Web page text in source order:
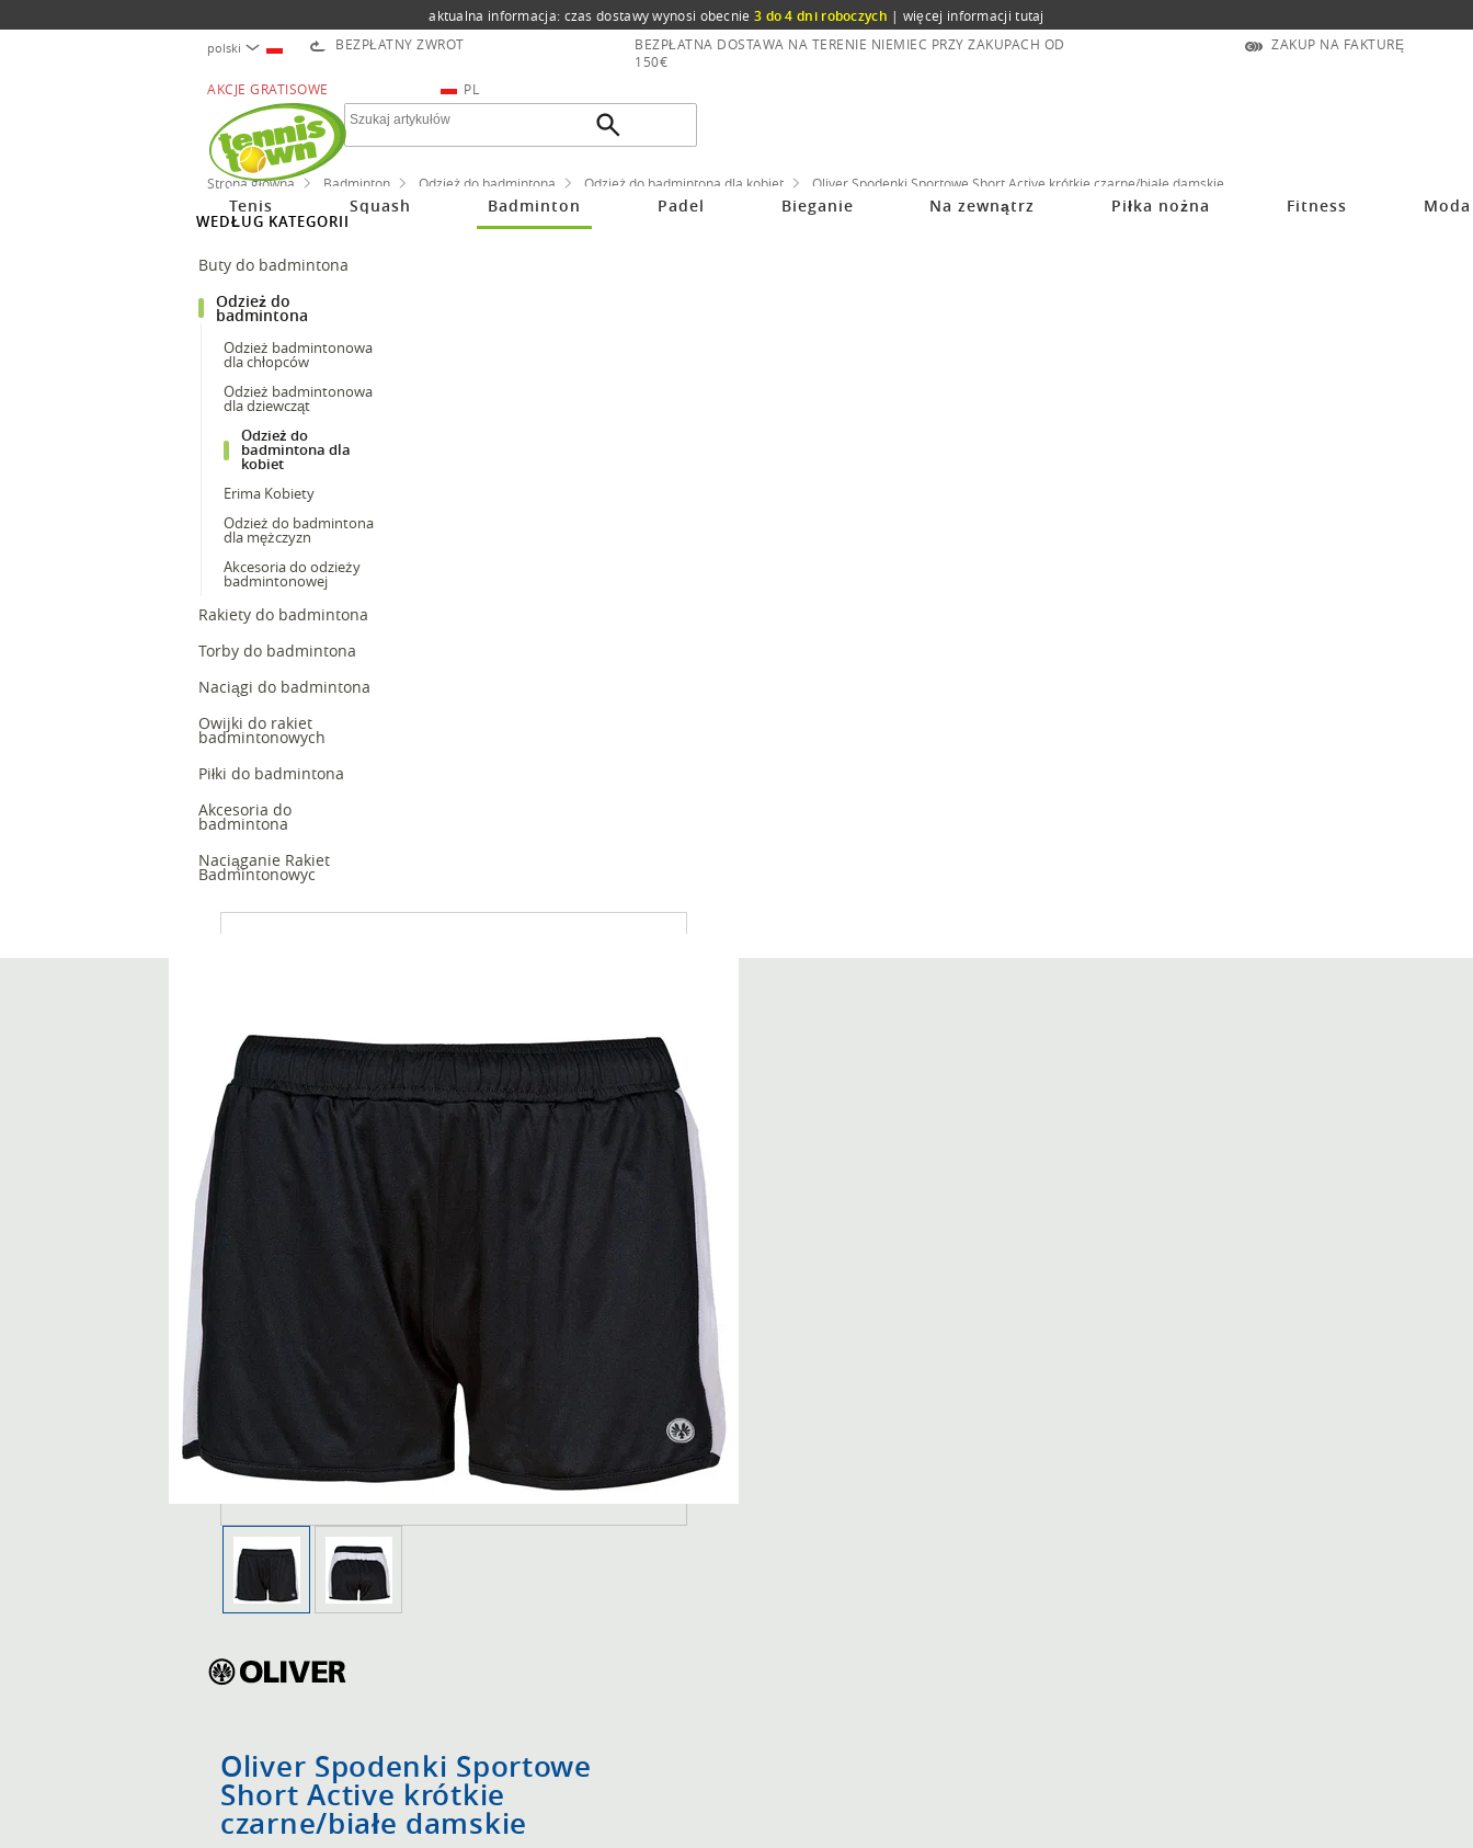
aktualna informacja: czas dostawy wynosi obecnie 3 do 4 dni roboczych | więcej informacji tutaj
polski BEZPŁATNY ZWROT
BEZPŁATNA DOSTAWA NA TERENIE NIEMIEC PRZY ZAKUPACH OD
150€
ZAKUP NA FAKTURĘ
AKCJE GRATISOWE PL
Tenis Squash Badminton Padel Bieganie Na zewnątrz Piłka nożna Fitness Moda
Strona główna Badminton Odzież do badmintona Odzież do badmintona dla kobiet Oliver Spodenki Sportowe Short Active krótkie czarne/białe damskie
WEDŁUG KATEGORII
Buty do badmintona
Odzież do
badmintona
Odzież badmintonowa
dla chłopców
Odzież badmintonowa
dla dziewcząt
Odzież do
badmintona dla
kobiet
Erima Kobiety
Odzież do badmintona
dla mężczyzn
Akcesoria do odzieży
badmintonowej
Rakiety do badmintona
Torby do badmintona
Naciągi do badmintona
Owijki do rakiet
badmintonowych
Piłki do badmintona
Akcesoria do
badmintona
Naciąganie Rakiet
Badmintonowyc
Oliver Spodenki Sportowe
Short Active krótkie
czarne/białe damskie